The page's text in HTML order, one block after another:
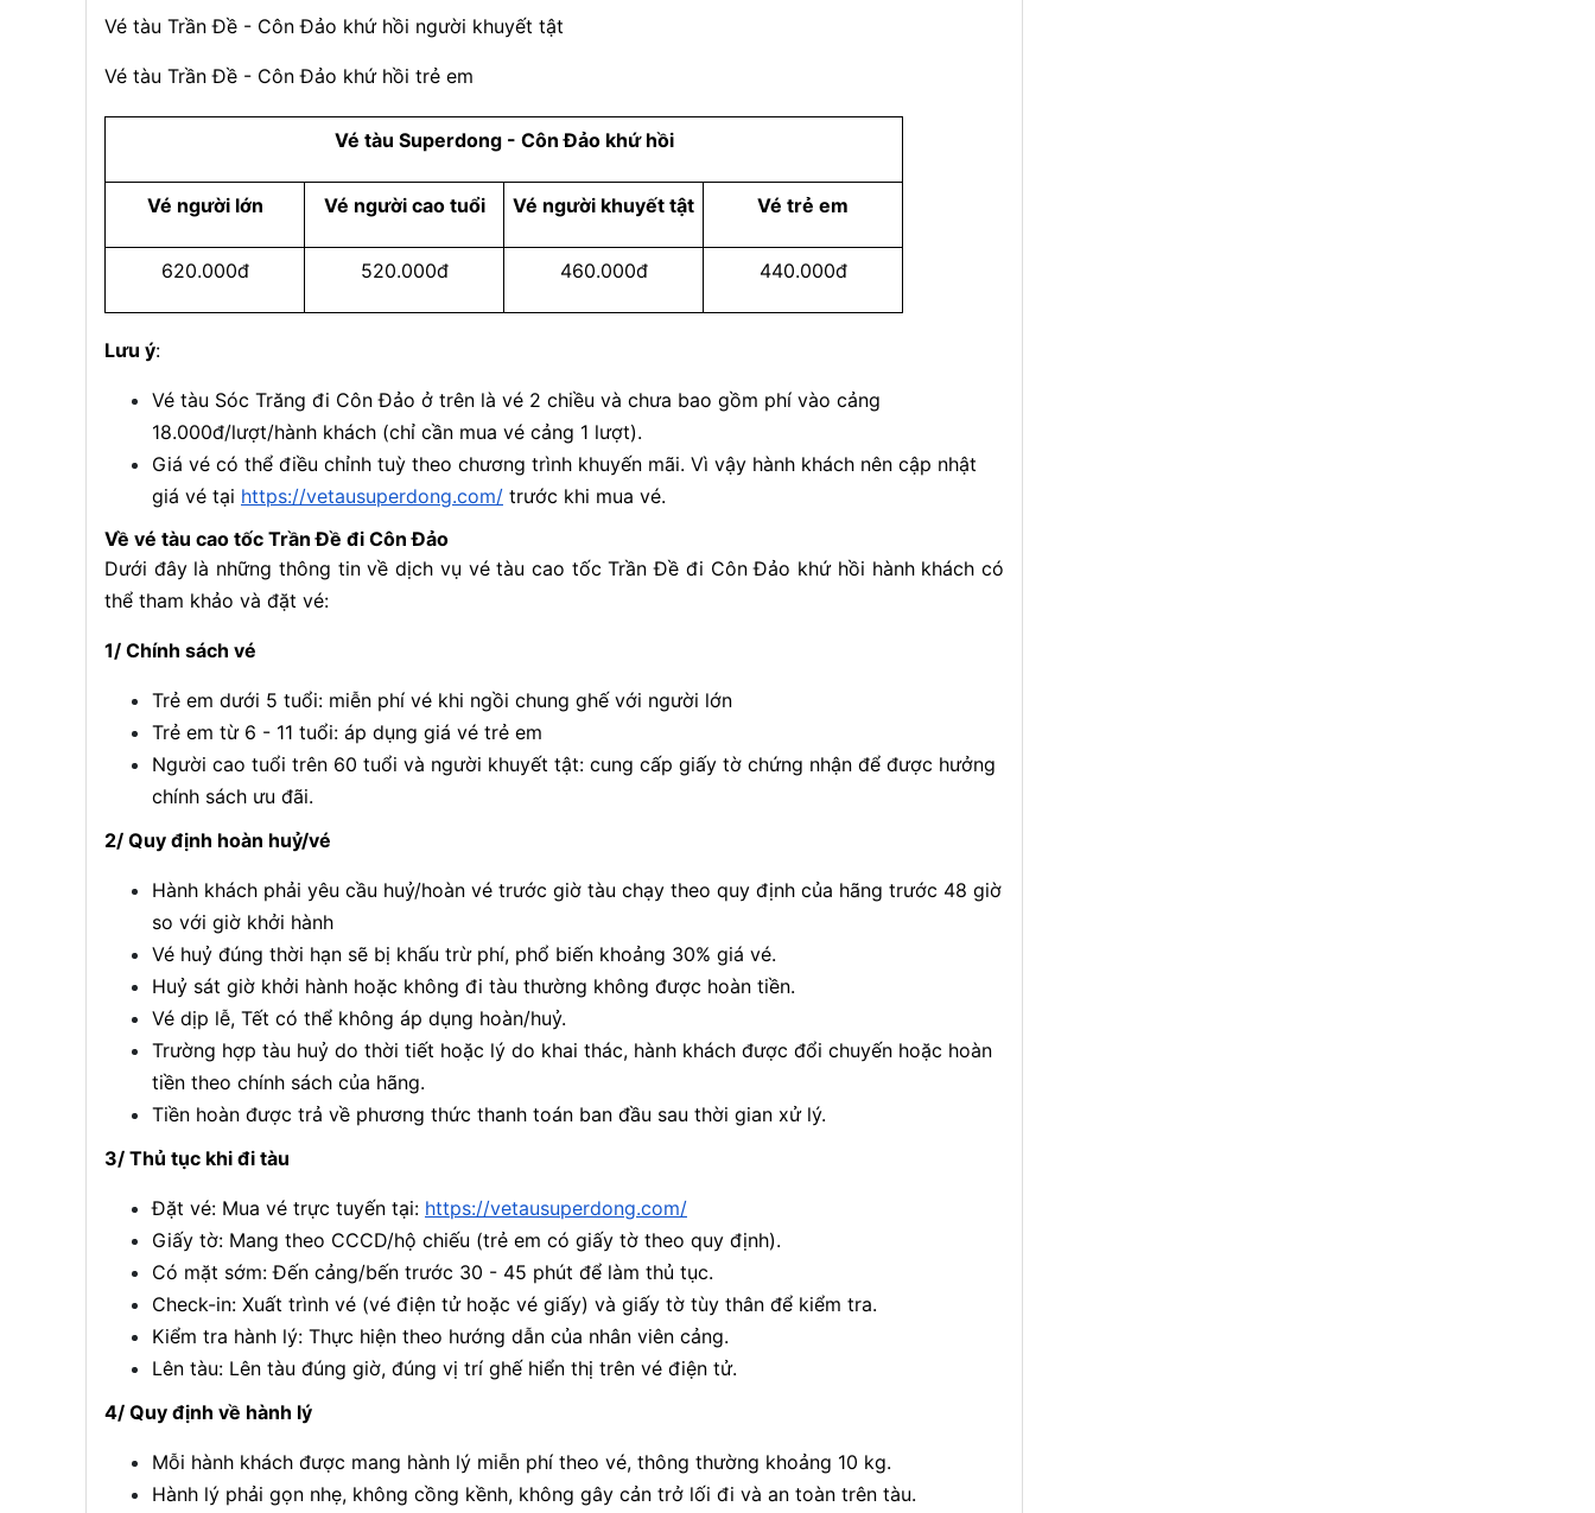
Vé tàu Trần Đề - Côn Đảo khứ hồi người khuyết tật
Vé tàu Trần Đề - Côn Đảo khứ hồi trẻ em
Vé tàu Superdong - Côn Đảo khứ hồi
Vé người lớn Vé người cao tuổi Vé người khuyết tật Vé trẻ em
620.000đ 520.000đ 460.000đ 440.000đ
Lưu ý:
Vé tàu Sóc Trăng đi Côn Đảo ở trên là vé 2 chiều và chưa bao gồm phí vào cảng
18.000đ/lượt/hành khách (chỉ cần mua vé cảng 1 lượt).
Giá vé có thể điều chỉnh tuỳ theo chương trình khuyến mãi. Vì vậy hành khách nên cập nhật
giá vé tại https://vetausuperdong.com/ trước khi mua vé.
Về vé tàu cao tốc Trần Đề đi Côn Đảo
Dưới đây là những thông tin về dịch vụ vé tàu cao tốc Trần Đề đi Côn Đảo khứ hồi hành khách có
thể tham khảo và đặt vé:
1/ Chính sách vé
Trẻ em dưới 5 tuổi: miễn phí vé khi ngồi chung ghế với người lớn
Trẻ em từ 6 - 11 tuổi: áp dụng giá vé trẻ em
Người cao tuổi trên 60 tuổi và người khuyết tật: cung cấp giấy tờ chứng nhận để được hưởng
chính sách ưu đãi.
2/ Quy định hoàn huỷ/vé
Hành khách phải yêu cầu huỷ/hoàn vé trước giờ tàu chạy theo quy định của hãng trước 48 giờ
so với giờ khởi hành
Vé huỷ đúng thời hạn sẽ bị khấu trừ phí, phổ biến khoảng 30% giá vé.
Huỷ sát giờ khởi hành hoặc không đi tàu thường không được hoàn tiền.
Vé dịp lễ, Tết có thể không áp dụng hoàn/huỷ.
Trường hợp tàu huỷ do thời tiết hoặc lý do khai thác, hành khách được đổi chuyến hoặc hoàn
tiền theo chính sách của hãng.
Tiền hoàn được trả về phương thức thanh toán ban đầu sau thời gian xử lý.
3/ Thủ tục khi đi tàu
Đặt vé: Mua vé trực tuyến tại: https://vetausuperdong.com/
Giấy tờ: Mang theo CCCD/hộ chiếu (trẻ em có giấy tờ theo quy định).
Có mặt sớm: Đến cảng/bến trước 30 - 45 phút để làm thủ tục.
Check-in: Xuất trình vé (vé điện tử hoặc vé giấy) và giấy tờ tùy thân để kiểm tra.
Kiểm tra hành lý: Thực hiện theo hướng dẫn của nhân viên cảng.
Lên tàu: Lên tàu đúng giờ, đúng vị trí ghế hiển thị trên vé điện tử.
4/ Quy định về hành lý
Mỗi hành khách được mang hành lý miễn phí theo vé, thông thường khoảng 10 kg.
Hành lý phải gọn nhẹ, không cồng kềnh, không gây cản trở lối đi và an toàn trên tàu.